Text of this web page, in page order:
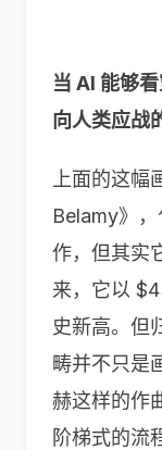
当 AI 能够
向人类应战
上面的这
Belamy》
作，但其实
来，它以
史新高。但
畴并不只是
赫这样的作
阶梯式的流